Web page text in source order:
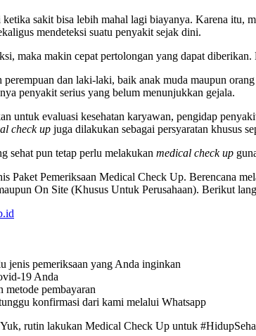
ketika sakit bisa lebih mahal lagi biayanya. Karena itu,
mendeteksi suatu penyakit sejak dini.
maka makin cepat pertolongan yang dapat
perempuan dan laki-laki, baik anak muda maupun
penyakit serius yang belum menunjukkan gejala.
untuk evaluasi kesehatan karyawan, pengidap
check up juga dilakukan sebagai persyaratan khusus
sehat pun tetap perlu melakukan medical check up
Paket Pemeriksaan Medical Check Up. Berencana
On Site (Khusus Untuk Perusahaan). Berikut
jenis pemeriksaan yang Anda inginkan
19 Anda
pembayaran
konfirmasi dari kami melalui Whatsapp
rutin lakukan Medical Check Up untuk